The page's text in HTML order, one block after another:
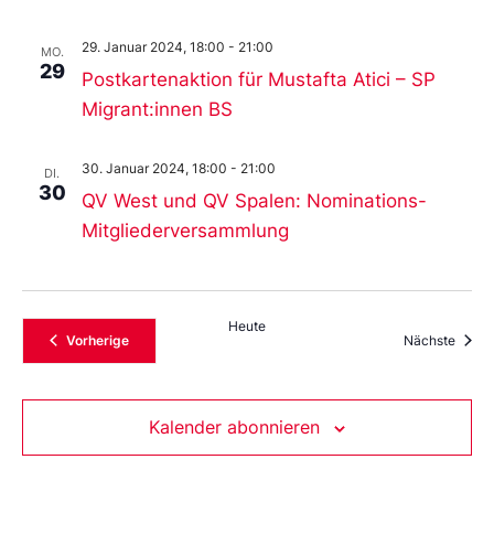
MO.
29
Postkartenaktion für Mustafta Atici – SP
Migrant:innen BS
29. Januar 2024, 18:00 - 21:00
DI.
30
QV West und QV Spalen: Nominations-
Mitgliederversammlung
30. Januar 2024, 18:00 - 21:00
VorherigeVeranstaltungen
Heute
Nächste
Kalender abonnieren